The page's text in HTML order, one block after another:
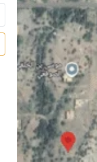
الأثنين
10
أغسطس
الثلاثاء
11
أغسطس